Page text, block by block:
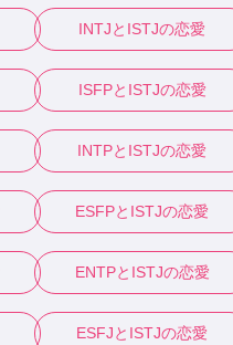
INTJと ISTJの恋愛
ISFPと ISTJの恋愛
INTPと ISTJの恋愛
ESFPと ISTJの恋愛
ENTPと ISTJの恋愛
ESFJと ISTJの恋愛